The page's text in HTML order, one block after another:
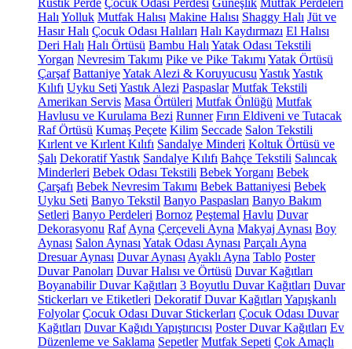
Rustik Perde Çocuk Odası Perdesi Güneşlik Mutfak Perdeleri
Halı Yolluk Mutfak Halısı Makine Halısı Shaggy Halı Jüt ve
Hasır Halı Çocuk Odası Halıları Halı Kaydırmazı El Halısı
Deri Halı Halı Örtüsü Bambu Halı Yatak Odası Tekstili
Yorgan Nevresim Takımı Pike ve Pike Takımı Yatak Örtüsü
Çarşaf BattaniyeYatak Alezi & Koruyucusu YastıkYastık
Kılıfı Uyku Seti Yastık Alezi Paspaslar Mutfak Tekstili
Amerikan Servis Masa Örtüleri Mutfak Önlüğü Mutfak
Havlusu ve Kurulama Bezi Runner Fırın Eldiveni ve Tutacak
Raf Örtüsü Kumaş Peçete Kilim Seccade Salon Tekstili
Kırlent ve Kırlent Kılıfı Sandalye Minderi Koltuk Örtüsü ve
Şalı Dekoratif Yastık Sandalye Kılıfı Bahçe Tekstili Salıncak
Minderleri Bebek Odası Tekstili Bebek Yorganı Bebek
Çarşafı Bebek Nevresim Takımı Bebek Battaniyesi Bebek
Uyku Seti Banyo Tekstil Banyo Paspasları Banyo Bakım
Setleri Banyo Perdeleri Bornoz Peştemal Havlu Duvar
Dekorasyonu Raf Ayna Çerçeveli Ayna Makyaj Aynası Boy
Aynası Salon Aynası Yatak Odası Aynası Parçalı Ayna
Dresuar Aynası Duvar Aynası Ayaklı Ayna Tablo Poster
Duvar Panoları Duvar Halısı ve Örtüsü Duvar Kağıtları
Boyanabilir Duvar Kağıtları 3 Boyutlu Duvar Kağıtları Duvar
Stickerları ve Etiketleri Dekoratif Duvar Kağıtları Yapışkanlı
Folyolar Çocuk Odası Duvar Stickerları Çocuk Odası Duvar
Kağıtları Duvar Kağıdı Yapıştırıcısı Poster Duvar Kağıtları Ev
Düzenleme ve Saklama Sepetler Mutfak Sepeti Çok Amaçlı